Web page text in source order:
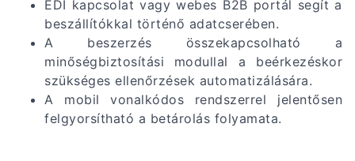
EDI kapcsolat vagy webes B2B portál segít a
beszállítókkal történő adatcserében.
A beszerzés összekapcsolható a
minőségbiztosítási modullal a beérkezéskor
szükséges ellenőrzések automatizálására.
A mobil vonalkódos rendszerrel jelentősen
felgyorsítható a betárolás folyamata.